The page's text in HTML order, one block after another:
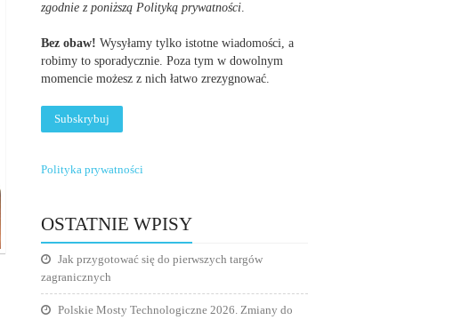
zgodnie z poniższą Polityką prywatności.
Bez obaw! Wysyłamy tylko istotne wiadomości, a
robimy to sporadycznie. Poza tym w dowolnym
momencie możesz z nich łatwo zrezygnować.
Polityka prywatności
OSTATNIE WPISY
Jak przygotować się do pierwszych targów
zagranicznych
Polskie Mosty Technologiczne 2026. Zmiany do